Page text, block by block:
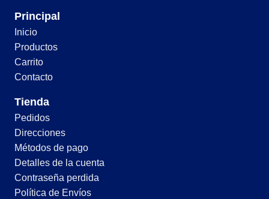
Principal
Inicio
Productos
Carrito
Contacto
Tienda
Pedidos
Direcciones
Métodos de pago
Detalles de la cuenta
Contraseña perdida
Política de Envíos